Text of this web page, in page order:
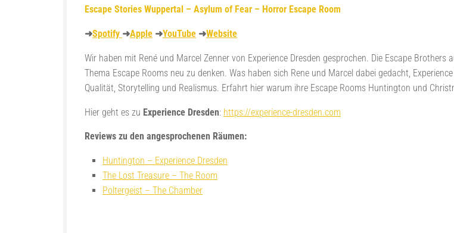
Escape Stories Wuppertal – Asylum of Fear – Horror Escape Room
➜Spotify ➜Apple ➜YouTube ➜Website
Wir haben mit René und Marcel Zenner von Experience Dresden gesprochen. Die Escape
Thema Escape Rooms neu zu denken. Was haben sich Rene und Marcel dabei gedacht,
Qualität, Storytelling und Realismus. Erfahrt hier warum ihre Escape Rooms Huntington und
Hier geht es zu Experience Dresden: https://experience-dresden.com
Reviews zu den angesprochenen Räumen:
Huntington – Experience Dresden
The Lost Treasure – The Room
Poltergeist – The Chamber